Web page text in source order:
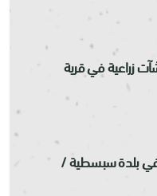
زراعية في قرية
في بلدة سبسطية /